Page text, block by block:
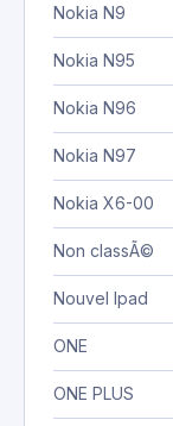
Nokia N9
Nokia N95
Nokia N96
Nokia N97
Nokia X6-00
Non classÃ©
Nouvel Ipad
ONE
ONE PLUS